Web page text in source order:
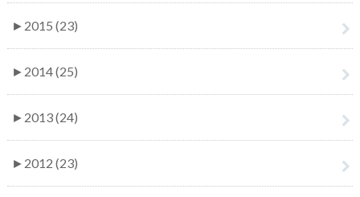
► 2015 (23)
► 2014 (25)
► 2013 (24)
► 2012 (23)